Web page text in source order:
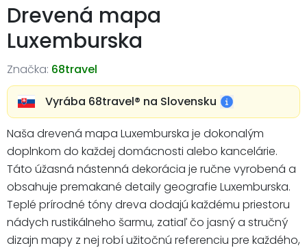
Drevená mapa
Luxemburska
Značka: 68travel
Vyrába 68travel®️ na Slovensku
Naša drevená mapa Luxemburska je dokonalým
doplnkom do každej domácnosti alebo kancelárie.
Táto úžasná nástenná dekorácia je ručne vyrobená a
obsahuje premakané detaily geografie Luxemburska.
Teplé prírodné tóny dreva dodajú každému priestoru
nádych rustikálneho šarmu, zatiaľ čo jasný a stručný
dizajn mapy z nej robí užitočnú referenciu pre každého,